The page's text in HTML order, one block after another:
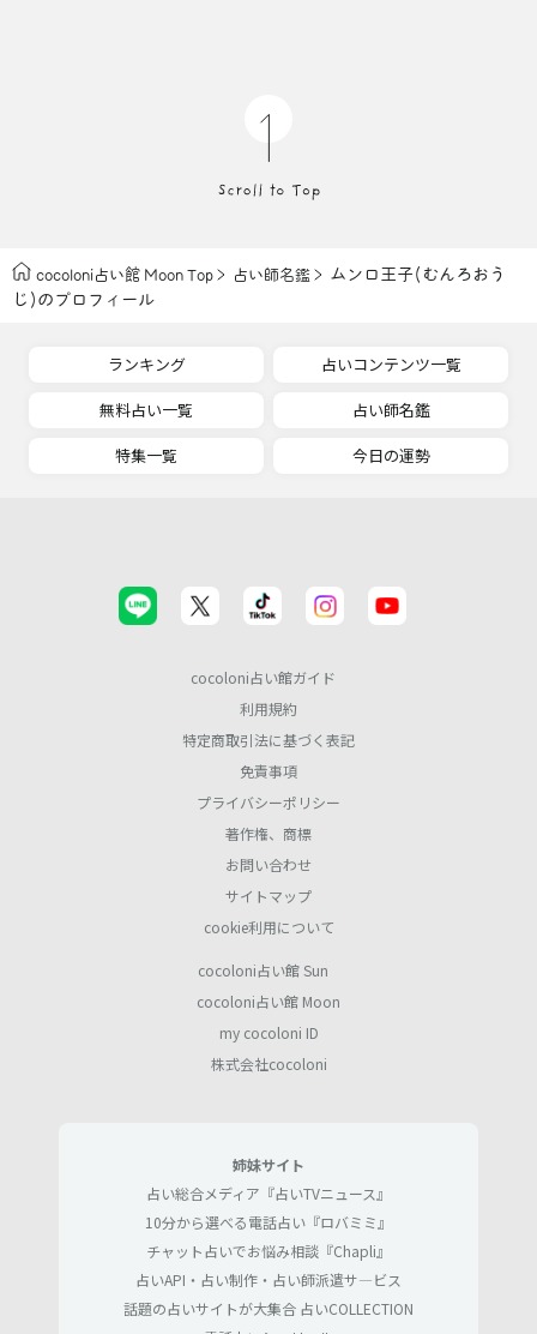
cocoloni占い館 Moon Top 占い師名鑑
ムンロ王子(むんろおう
じ)のプロフィール
ランキング
占いコンテンツ一覧
無料占い一覧
占い師名鑑
特集一覧
今日の運勢
cocoloni占い館ガイド
利用規約
特定商取引法に基づく表記
免責事項
プライバシーポリシー
著作権、商標
お問い合わせ
サイトマップ
cookie利用について
cocoloni占い館 Sun
cocoloni占い館 Moon
my cocoloni ID
株式会社cocoloni
姉妹サイト
占い総合メディア『占いTVニュース』
10分から選べる電話占い『ロバミミ』
チャット占いでお悩み相談『Chapli』
占いAPI・占い制作・占い師派遣サ―ビス
話題の占いサイトが大集合 占いCOLLECTION